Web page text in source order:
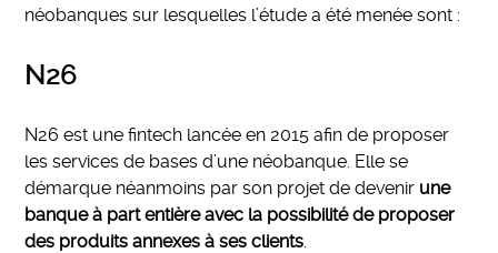
néobanques sur lesquelles l’étude a été menée sont :
N26
N26 est une fintech lancée en 2015 afin de proposer
les services de bases d’une néobanque. Elle se
démarque néanmoins par son projet de devenir une
banque à part entière avec la possibilité de proposer
des produits annexes à ses clients